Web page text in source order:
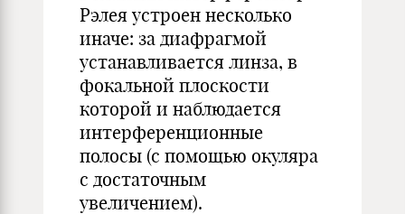
Рэлея устроен несколько
иначе: за диафрагмой
устанавливается линза, в
фокальной плоскости
которой и наблюдается
интерференционные
полосы (с помощью окуляра
с достаточным
увеличением).